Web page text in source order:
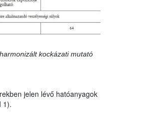
kockázati mutató
jelen lévő hatóanyagok
1).